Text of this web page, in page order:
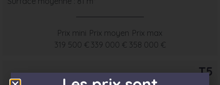
Prix mini
319 500 €
Prix moyen
339 000 €
Prix max
358 000 €
T5